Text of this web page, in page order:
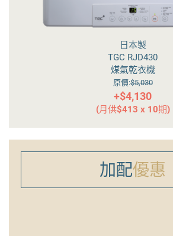
日本製
TGC RJD650
煤氣乾衣機
原價:$5,430
+$4,530
(月供$453 x 10期)
加配優惠